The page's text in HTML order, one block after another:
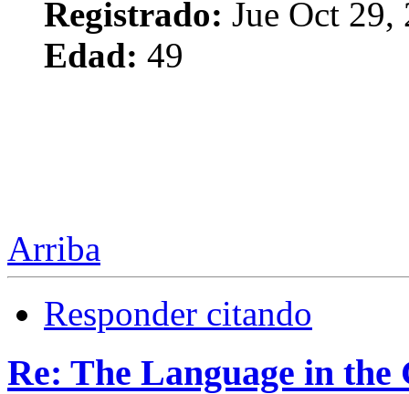
Registrado: Jue Oct 29,
Edad: 49
Arriba
Responder citando
Re: The Language in the